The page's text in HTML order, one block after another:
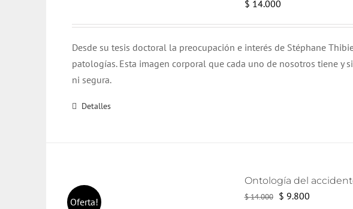
$ 14.000
Desde su tesis doctoral la preocupación e interés de Stéphane
patologías. Esta imagen corporal que cada uno de nosotros tiene y
ni segura.
Detalles
Oferta!
Ontología del
$14.000
El
$ 9.800El